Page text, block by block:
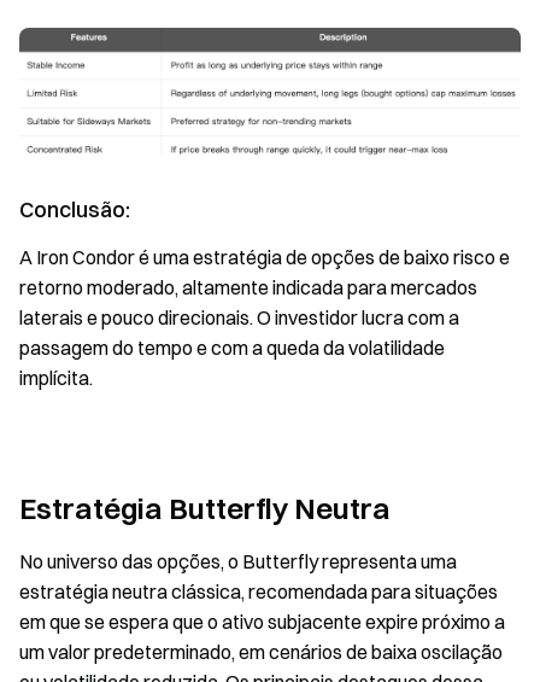
Conclusão:
A Iron Condor é uma estratégia de opções de baixo risco e
retorno moderado, altamente indicada para mercados
laterais e pouco direcionais. O investidor lucra com a
passagem do tempo e com a queda da volatilidade
implícita.
Estratégia Butterfly Neutra
No universo das opções, o Butterfly representa uma
estratégia neutra clássica, recomendada para situações
em que se espera que o ativo subjacente expire próximo a
um valor predeterminado, em cenários de baixa oscilação